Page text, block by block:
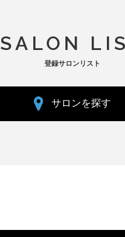
SALON
登録サロンリスト
サロンを探す